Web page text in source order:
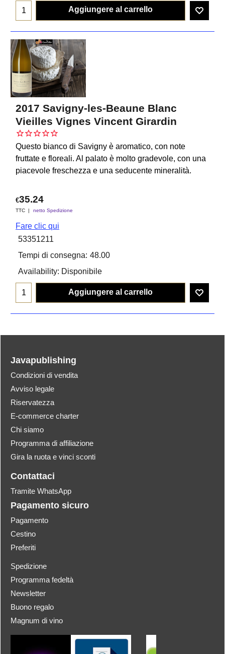
Aggiungere al carrello
2017 Savigny-les-Beaune Blanc
Vieilles Vignes Vincent Girardin
Questo bianco di Savigny è aromatico, con note
fruttate e floreali. Al palato è molto gradevole, con una
piacevole freschezza e una seducente mineralità.
€35.24
TTC netto Spedizione
Fare clic qui
53351211
Tempi di consegna: 48.00
Availability: Disponibile
Aggiungere al carrello
Javapublishing
Condizioni di vendita
Avviso legale
Riservatezza
E-commerce charter
Chi siamo
Programma di affiliazione
Gira la ruota e vinci sconti
Contattaci
Tramite WhatsApp
Pagamento sicuro
Pagamento
Cestino
Preferiti
Spedizione
Programma fedeltà
Newsletter
Buono regalo
Magnum di vino